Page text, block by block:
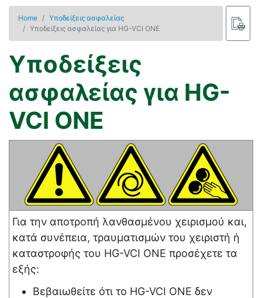
Home
Υποδείξεις ασφαλείας
Υποδείξεις ασφαλείας για HG-VCI ONE
Υποδείξεις
ασφαλείας για HG-
VCI ONE
Για την αποτροπή λανθασμένου χειρισμού και,
κατά συνέπεια, τραυματισμών του χειριστή ή
καταστροφής του HG-VCI ONE προσέχετε τα
εξής:
Βεβαιωθείτε ότι το HG-VCI ONE δεν